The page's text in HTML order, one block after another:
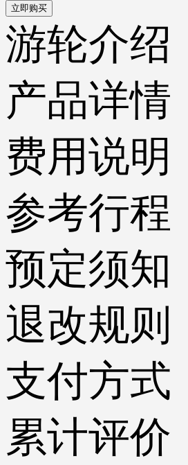
立即购买
游轮介绍
产品详情
费用说明
参考行程
预定须知
退改规则
支付方式
累计评价